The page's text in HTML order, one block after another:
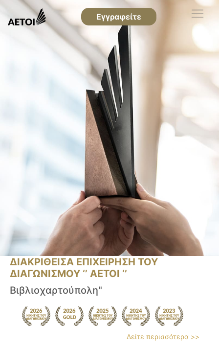
Εγγραφείτε
ΔΙΑΚΡΙΘΕΙΣΑ ΕΠΙΧΕΙΡΗΣΗ ΤΟΥ
ΔΙΑΓΩΝΙΣΜΟΥ ‘’ ΑΕΤΟΙ ‘’
Βιβλιοχαρτούπολη"
Δείτε περισσότερα >>